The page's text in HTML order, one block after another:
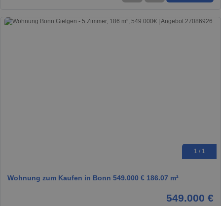
1 / 1
Wohnung zum Kaufen in Bonn 549.000 € 186.07 m²
549.000 €